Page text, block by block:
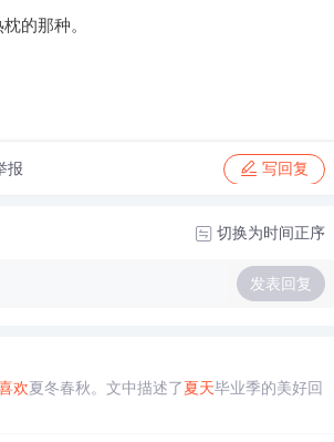
的那种。
报 写回复
切换为时间正序
发表回复
欢夏冬春秋。文中描述了夏天毕业季的美好回